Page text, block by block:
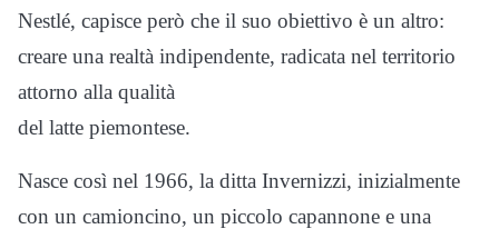
Nestlé, capisce però che il suo obiettivo è un altro:
creare una realtà indipendente, radicata nel territorio
attorno alla qualità
del latte piemontese.
Nasce così nel 1966, la ditta Invernizzi, inizialmente
con un camioncino, un piccolo capannone e una